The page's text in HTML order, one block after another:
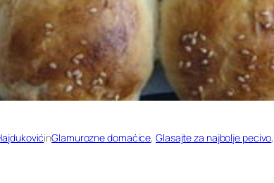
inGlamurozne domaćice, Glasajte za najbolje pecivo,